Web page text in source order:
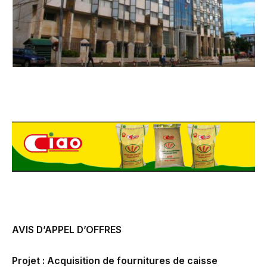
AVIS D’APPEL D’OFFRES
Projet : Acquisition de fournitures de caisse